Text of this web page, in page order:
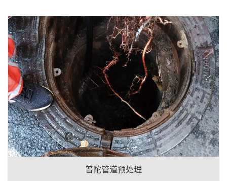
普陀管道预处理